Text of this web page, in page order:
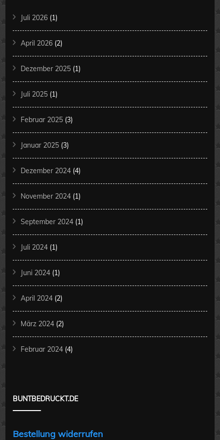
Juli 2026 (1)
April 2026 (2)
Dezember 2025 (1)
Juli 2025 (1)
Februar 2025 (3)
Januar 2025 (3)
Dezember 2024 (4)
November 2024 (1)
September 2024 (1)
Juli 2024 (1)
Juni 2024 (1)
April 2024 (2)
März 2024 (2)
Februar 2024 (4)
BUNTBEDRUCKT.DE
Bestellung widerrufen